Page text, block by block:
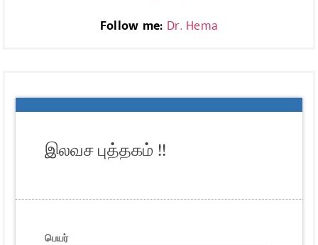
Follow me: Dr. Hema
இலவச புத்தகம் !!
பெயர்